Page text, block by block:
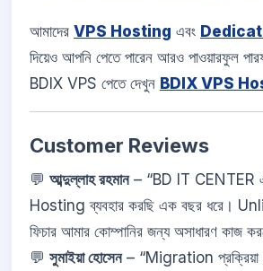
আমাদের VPS Hosting এবং
দিয়েও আপনি পেতে পারেন আরও পাওয়ারফুল
BDIX VPS পেতে দেখুন BDIX VPS
Customer Reviews
💬 আব্দুল্লাহ রহমান– “BD IT CENTER
Hosting ব্যবহার করছি এক বছর ধরে।
ফিচার আমার কোম্পানির জন্য অসাধারণ কাজ
💬 সুমাইয়া হোসেন– “Migration প্রক্রিয়া